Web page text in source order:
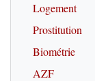
Logement
Prostitution
Biométrie
AZF